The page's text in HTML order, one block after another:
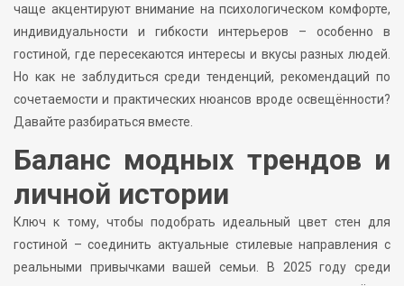
чаще акцентируют внимание на психологическом комфорте,
индивидуальности и гибкости интерьеров – особенно в
гостиной, где пересекаются интересы и вкусы разных людей.
Но как не заблудиться среди тенденций, рекомендаций по
сочетаемости и практических нюансов вроде освещённости?
Давайте разбираться вместе.
Баланс модных трендов и
личной истории
Ключ к тому, чтобы подобрать идеальный цвет стен для
гостиной – соединить актуальные стилевые направления с
реальными привычками вашей семьи. В 2025 году среди